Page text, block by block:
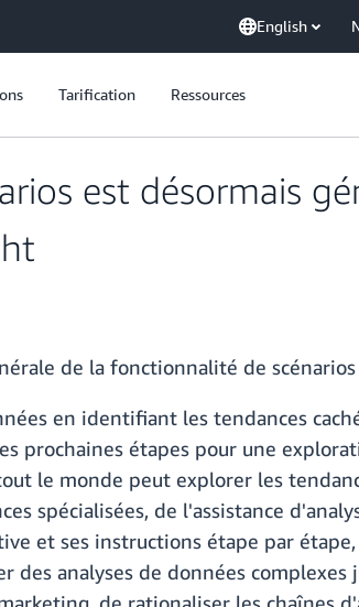
English
Tarification Ressources
est désormais
de la fonctionnalité de
en identifiant les tendances
prochaines étapes pour une
le monde peut explorer les
spécialisées, de l'assistance
et ses instructions étape par
des analyses de données